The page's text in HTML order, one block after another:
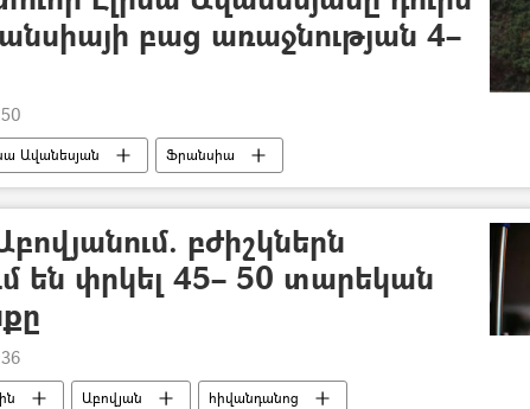
բաց առաջնության 4–
Ավանեսյան Ֆրանսիա
բժիշկներն
են փրկել 45– 50 տարեկան
Աբովյան հիվանդանոց